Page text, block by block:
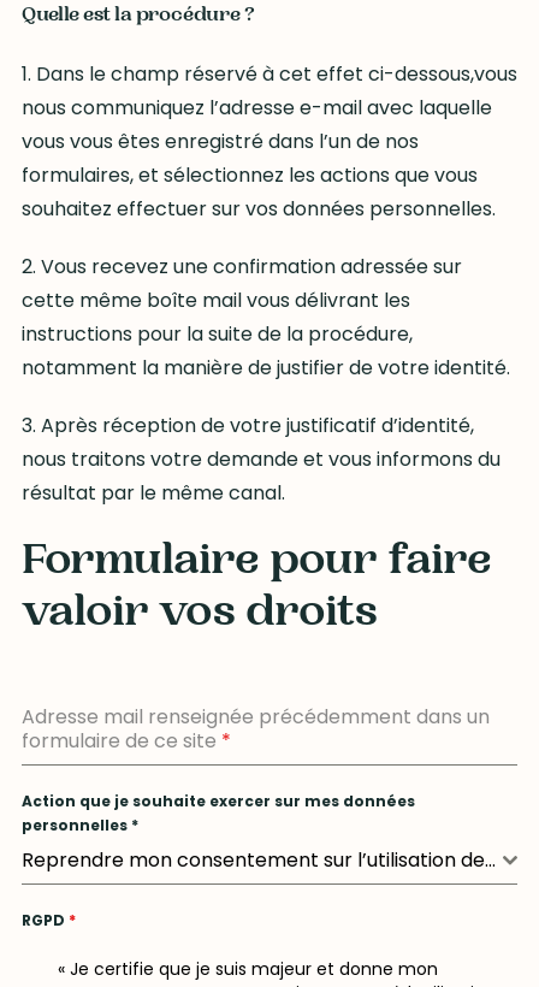
Quelle est la procédure ?
1. Dans le champ réservé à cet effet ci-dessous,vous
nous communiquez l’adresse e-mail avec laquelle
vous vous êtes enregistré dans l’un de nos
formulaires, et sélectionnez les actions que vous
souhaitez effectuer sur vos données personnelles.
2. Vous recevez une confirmation adressée sur
cette même boîte mail vous délivrant les
instructions pour la suite de la procédure,
notamment la manière de justifier de votre identité.
3. Après réception de votre justificatif d’identité,
nous traitons votre demande et vous informons du
résultat par le même canal.
Formulaire pour faire
valoir vos droits
Adresse mail renseignée précédemment dans un
formulaire de ce site *
Action que je souhaite exercer sur mes données
personnelles *
Reprendre mon consentement sur l’utilisation de mes données personnelles
RGPD *
« Je certifie que je suis majeur et donne mon